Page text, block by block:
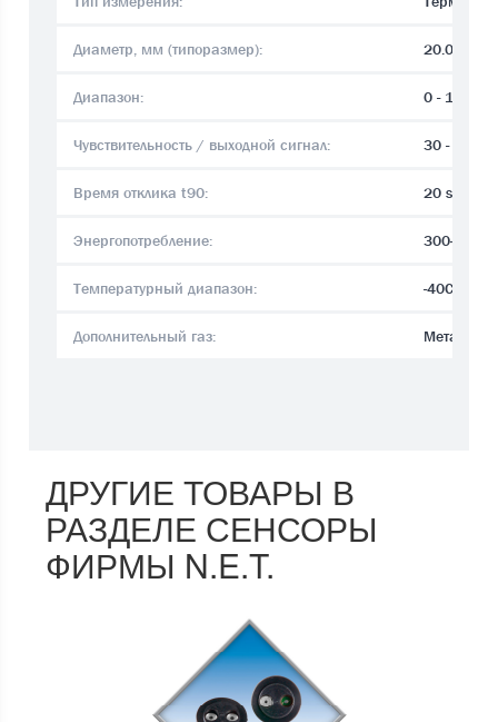
Диаметр, мм (типоразмер):
Диапазон: 0 - 100 %
Чувствительность / выходной сигнал: 30 -
Время отклика t90: 20 sec.
Энергопотребление: 300-380
Температурный диапазон: -
Дополнительный газ: Метан
ДРУГИЕ ТОВАРЫ В
РАЗДЕЛЕ СЕНСОРЫ
ФИРМЫ N.E.T.